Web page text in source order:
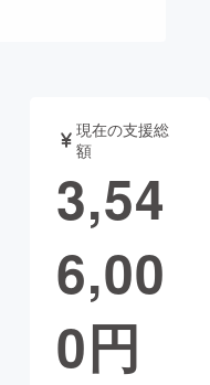
現在の支援総
額
3,54
6,00
0円